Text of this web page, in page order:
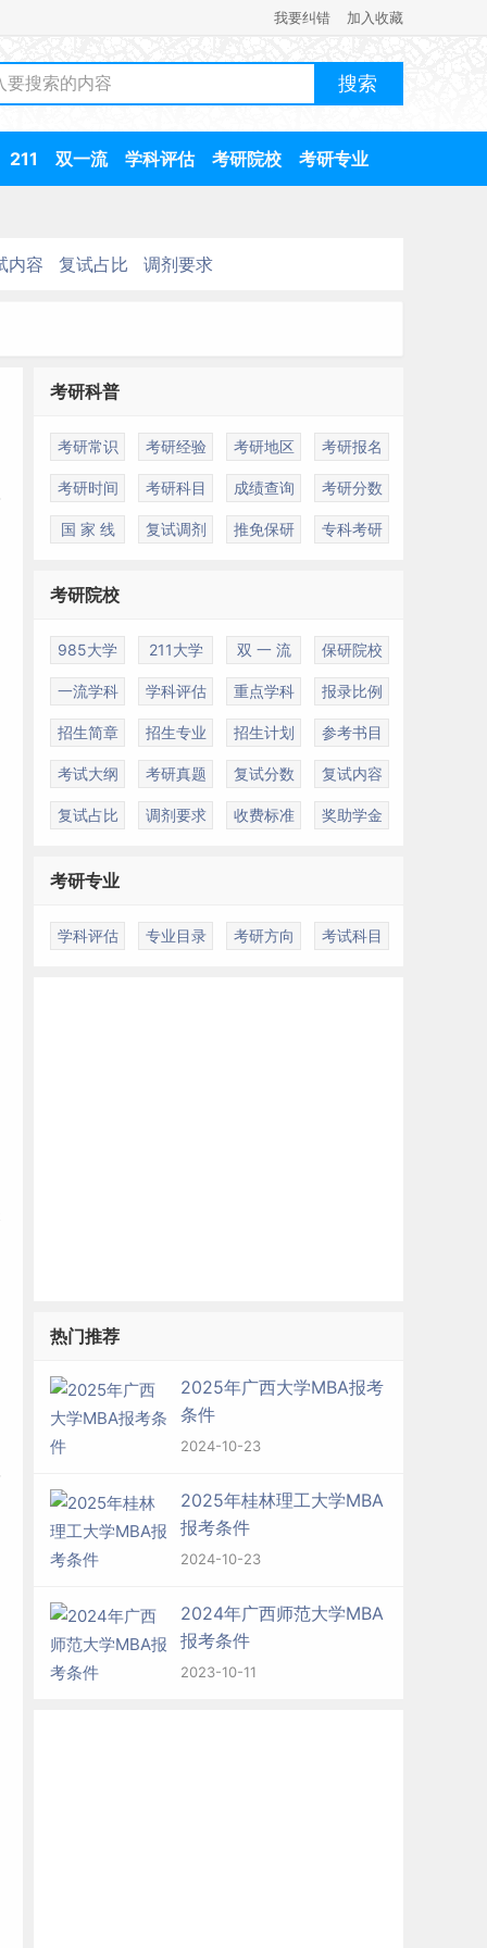
我要纠错 加入收藏
211 双一流 学科评估 考研院校 考研专业
内容 复试占比 调剂要求
考研科普
考研常识 考研经验 考研地区 考研报名
考研时间 考研科目 成绩查询 考研分数
国 家 线 复试调剂 推免保研 专科考研
考研院校
985大学 211大学 双 一 流 保研院校
一流学科 学科评估 重点学科 报录比例
招生简章 招生专业 招生计划 参考书目
考试大纲 考研真题 复试分数 复试内容
复试占比 调剂要求 收费标准 奖助学金
考研专业
学科评估 专业目录 考研方向 考试科目
热门推荐
2025年广西大学MBA报考
条件
2024-10-23
2025年桂林理工大学MBA
报考条件
2024-10-23
2024年广西师范大学MBA
报考条件
2023-10-11